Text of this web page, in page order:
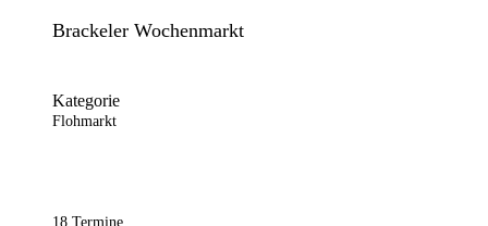
Brackeler Wochenmarkt
Kategorie
Flohmarkt
18 Termine